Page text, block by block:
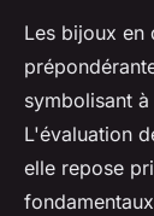
Les bijoux en
symbolisant
L'évaluation
elle repose